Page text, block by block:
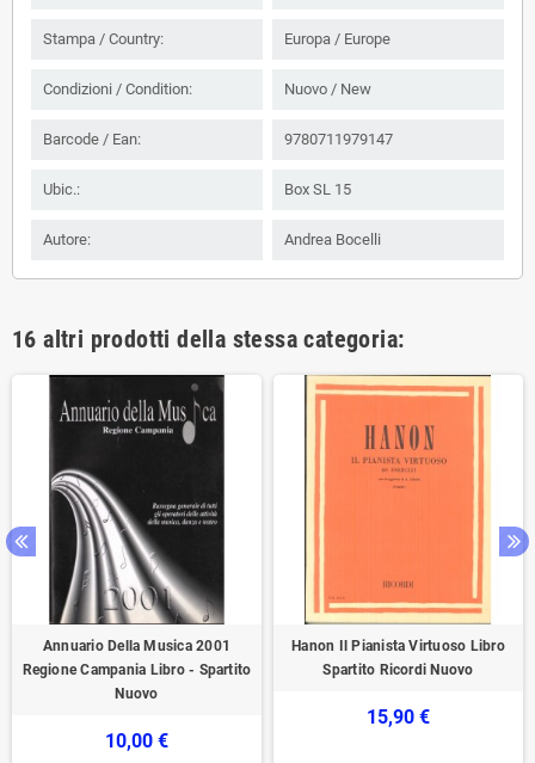
Stampa / Country: Europa / Europe
Condizioni / Condition: Nuovo / New
Barcode / Ean: 9780711979147
Ubic.: Box SL 15
Autore: Andrea Bocelli
16 altri prodotti della stessa categoria:
Annuario Della Musica 2001
Regione Campania Libro - Spartito
Nuovo
10,00 €
Hanon Il Pianista Virtuoso Libro
Spartito Ricordi Nuovo
15,90 €